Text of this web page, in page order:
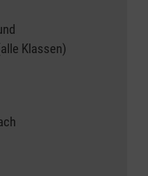
Klassen)